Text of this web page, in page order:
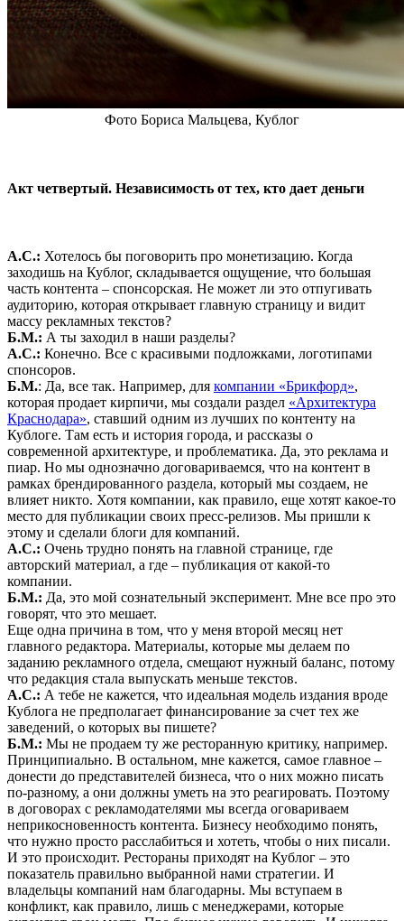
Фото Бориса Мальцева, Кублог
Акт четвертый. Независимость от тех, кто дает деньги
А.С.: Хотелось бы поговорить про монетизацию. Когда
заходишь на Кублог, складывается ощущение, что большая
часть контента – спонсорская. Не может ли это отпугивать
аудиторию, которая открывает главную страницу и видит
массу рекламных текстов?
Б.М.: А ты заходил в наши разделы?
А.С.: Конечно. Все с красивыми подложками, логотипами
спонсоров.
Б.М.: Да, все так. Например, для компании «Брикфорд»,
которая продает кирпичи, мы создали раздел «Архитектура
Краснодара», ставший одним из лучших по контенту на
Кублоге. Там есть и история города, и рассказы о
современной архитектуре, и проблематика. Да, это реклама и
пиар. Но мы однозначно договариваемся, что на контент в
рамках брендированного раздела, который мы создаем, не
влияет никто. Хотя компании, как правило, еще хотят какое-то
место для публикации своих пресс-релизов. Мы пришли к
этому и сделали блоги для компаний.
А.С.: Очень трудно понять на главной странице, где
авторский материал, а где – публикация от какой-то
компании.
Б.М.: Да, это мой сознательный эксперимент. Мне все про это
говорят, что это мешает.
Еще одна причина в том, что у меня второй месяц нет
главного редактора. Материалы, которые мы делаем по
заданию рекламного отдела, смещают нужный баланс, потому
что редакция стала выпускать меньше текстов.
А.С.: А тебе не кажется, что идеальная модель издания вроде
Кублога не предполагает финансирование за счет тех же
заведений, о которых вы пишете?
Б.М.: Мы не продаем ту же ресторанную критику, например.
Принципиально. В остальном, мне кажется, самое главное –
донести до представителей бизнеса, что о них можно писать
по-разному, а они должны уметь на это реагировать. Поэтому
в договорах с рекламодателями мы всегда оговариваем
неприкосновенность контента. Бизнесу необходимо понять,
что нужно просто расслабиться и хотеть, чтобы о них писали.
И это происходит. Рестораны приходят на Кублог – это
показатель правильно выбранной нами стратегии. И
владельцы компаний нам благодарны. Мы вступаем в
конфликт, как правило, лишь с менеджерами, которые